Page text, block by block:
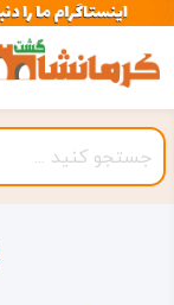
صفحه
اصلی
کرمانشاه
شهرستان